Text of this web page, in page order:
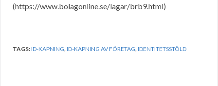
(https://www.bolagonline.se/lagar/brb9.html)
TAGS:ID-KAPNING,ID-KAPNING AV FÖRETAG,IDENTITETSSTÖLD